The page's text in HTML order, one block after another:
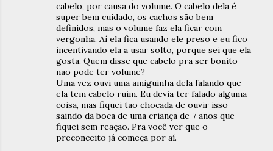
cabelo, por causa do volume. O cabelo dela é
super bem cuidado, os cachos são bem
definidos, mas o volume faz ela ficar com
vergonha. Aí ela fica usando ele preso e eu fico
incentivando ela a usar solto, porque sei que ela
gosta. Quem disse que cabelo pra ser bonito
não pode ter volume?
Uma vez ouvi uma amiguinha dela falando que
ela tem cabelo ruim. Eu devia ter falado alguma
coisa, mas fiquei tão chocada de ouvir isso
saindo da boca de uma criança de 7 anos que
fiquei sem reação. Pra você ver que o
preconceito já começa por aí.